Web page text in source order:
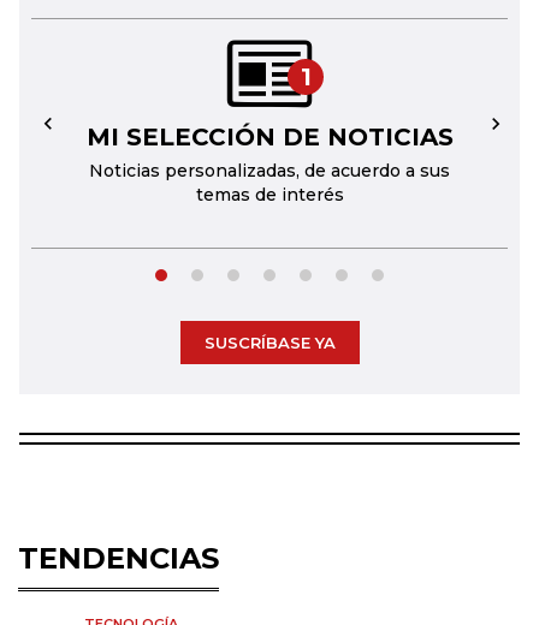
1
MI SELECCIÓN DE NOTICIAS
Noticias personalizadas, de acuerdo a sus
temas de interés
← →
SUSCRÍBASE YA
TENDENCIAS